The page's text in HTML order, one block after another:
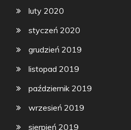
luty 2020
styczeń 2020
grudzień 2019
listopad 2019
październik 2019
wrzesień 2019
sierpień 2019